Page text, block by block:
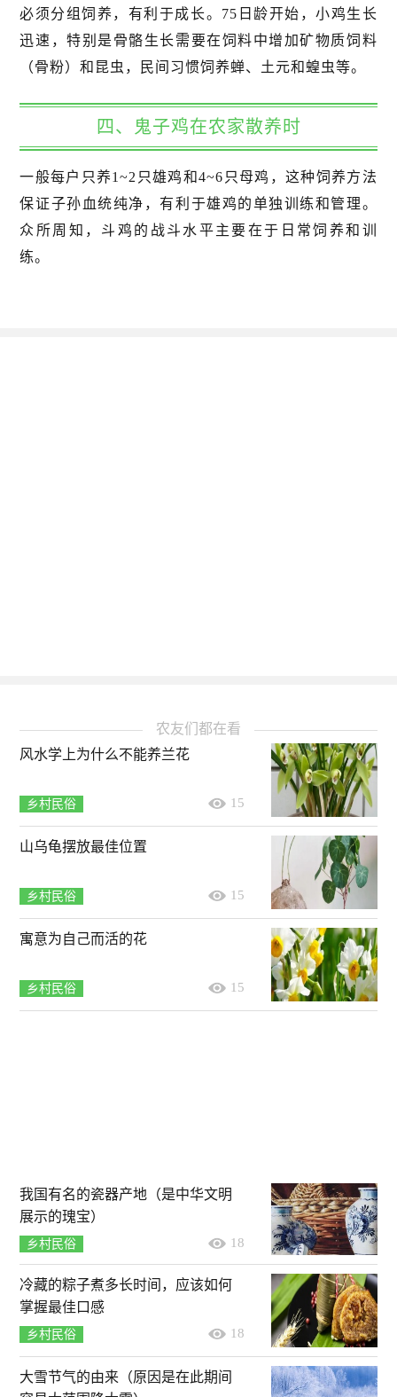
必须分组饲养，有利于成长。75日龄开始，小鸡生长
迅速，特别是骨骼生长需要在饲料中增加矿物质饲料
（骨粉）和昆虫，民间习惯饲养蝉、土元和蝗虫等。
四、鬼子鸡在农家散养时
一般每户只养1~2只雄鸡和4~6只母鸡，这种饲养方法
保证子孙血统纯净，有利于雄鸡的单独训练和管理。
众所周知，斗鸡的战斗水平主要在于日常饲养和训
练。
农友们都在看
风水学上为什么不能养兰花
乡村民俗 15
山乌龟摆放最佳位置
乡村民俗 15
寓意为自己而活的花
乡村民俗 15
我国有名的瓷器产地（是中华文明
展示的瑰宝）
乡村民俗 18
冷藏的粽子煮多长时间，应该如何
掌握最佳口感
乡村民俗 18
大雪节气的由来（原因是在此期间